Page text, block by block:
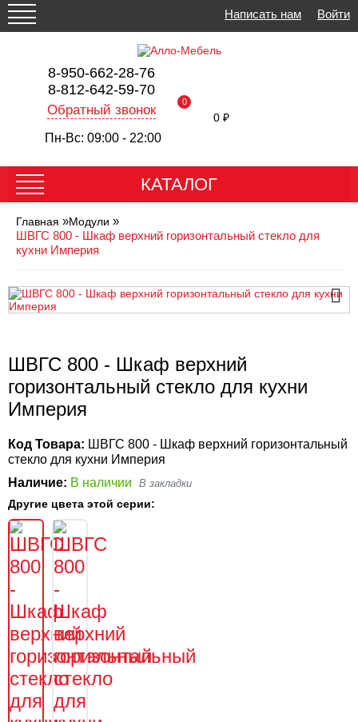
Написать нам Войти
8-950-662-28-76
8-812-642-59-70
Обратный звонок
Пн-Вс: 09:00 - 22:00
0
0 ₽
КАТАЛОГ
Главная »Модули »
ШВГС 800 - Шкаф верхний горизонтальный стекло для
кухни Империя
ШВГС 800 - Шкаф верхний
горизонтальный стекло для кухни
Империя
Код Товара: ШВГС 800 - Шкаф верхний горизонтальный
стекло для кухни Империя
Наличие: В наличии
Другие цвета этой серии: